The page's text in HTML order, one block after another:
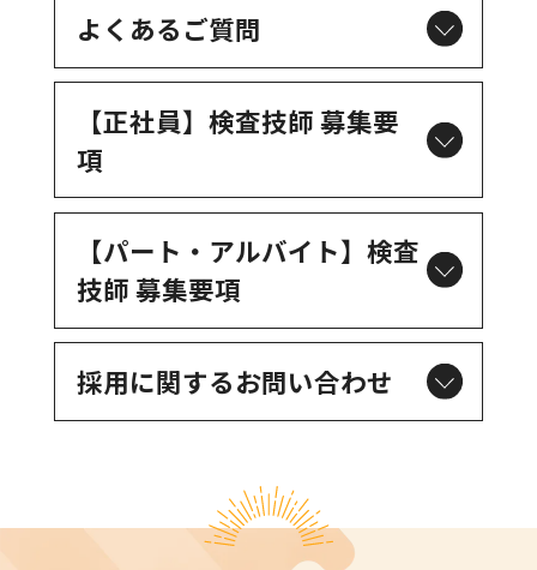
よくあるご質問
【正社員】検査技師 募集要
項
【パート・アルバイト】 検査
技師 募集要項
採用に関するお問い合わせ